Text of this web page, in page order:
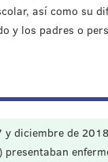
así como su
y los padres o
y diciembre de